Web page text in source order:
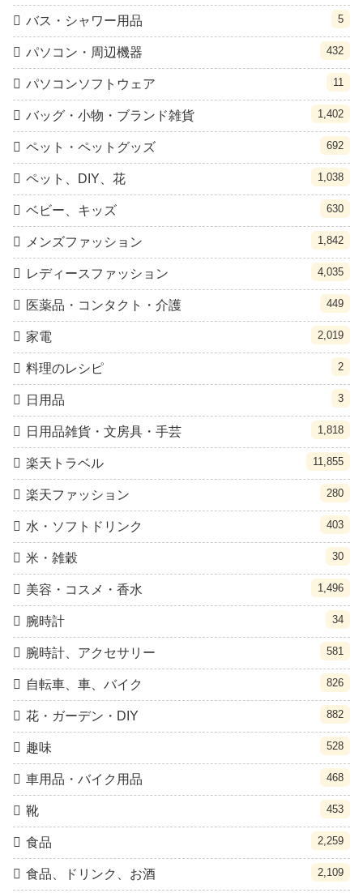
バス・シャワー用品 5
パソコン・周辺機器 432
パソコンソフトウェア 11
バッグ・小物・ブランド雑貨 1,402
ペット・ペットグッズ 692
ペット、DIY、花 1,038
ベビー、キッズ 630
メンズファッション 1,842
レディースファッション 4,035
医薬品・コンタクト・介護 449
家電 2,019
料理のレシピ 2
日用品 3
日用品雑貨・文房具・手芸 1,818
楽天トラベル 11,855
楽天ファッション 280
水・ソフトドリンク 403
米・雑穀 30
美容・コスメ・香水 1,496
腕時計 34
腕時計、アクセサリー 581
自転車、車、バイク 826
花・ガーデン・DIY 882
趣味 528
車用品・バイク用品 468
靴 453
食品 2,259
食品、ドリンク、お酒 2,109